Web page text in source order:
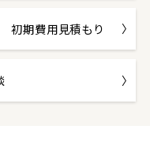
初期費用見積もり